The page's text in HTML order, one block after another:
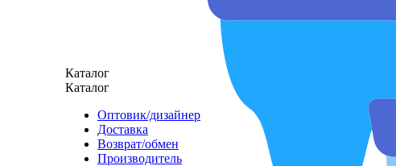
Каталог
Каталог
Оптовик/дизайнер
Доставка
Возврат/обмен
Производитель